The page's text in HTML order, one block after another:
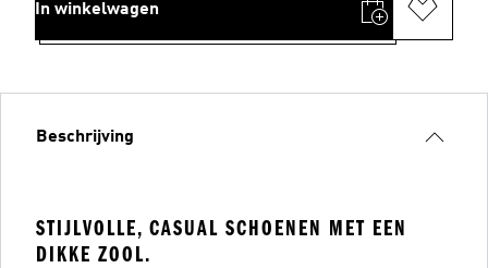
In winkelwagen
Beschrijving
STIJLVOLLE, CASUAL SCHOENEN MET EEN
DIKKE ZOOL.